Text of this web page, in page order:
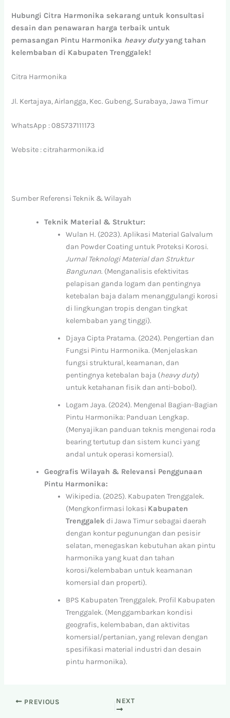
Hubungi Citra Harmonika sekarang untuk konsultasi
desain dan penawaran harga terbaik untuk
pemasangan Pintu Harmonika heavy dutyyang tahan
kelembaban di Kabupaten Trenggalek!
Citra Harmonika
Jl. Kertajaya, Airlangga, Kec. Gubeng, Surabaya, Jawa Timur
WhatsApp : 085737111173
Website : citraharmonika.id
Sumber Referensi Teknik & Wilayah
Teknik Material & Struktur:
Wulan H. (2023). Aplikasi Material Galvalum
dan Powder Coating untuk Proteksi Korosi.
Jurnal Teknologi Material dan Struktur
Bangunan. (Menganalisis efektivitas
pelapisan ganda logam dan pentingnya
ketebalan baja dalam menanggulangi korosi
di lingkungan tropis dengan tingkat
kelembaban yang tinggi).
Djaya Cipta Pratama. (2024). Pengertian dan
Fungsi Pintu Harmonika. (Menjelaskan
fungsi struktural, keamanan, dan
pentingnya ketebalan baja (heavy duty)
untuk ketahanan fisik dan anti-bobol).
Logam Jaya. (2024). Mengenal Bagian-Bagian
Pintu Harmonika: Panduan Lengkap.
(Menyajikan panduan teknis mengenai roda
bearing tertutup dan sistem kunci yang
andal untuk operasi komersial).
Geografis Wilayah & Relevansi Penggunaan
Pintu Harmonika:
Wikipedia. (2025). Kabupaten Trenggalek.
(Mengkonfirmasi lokasi Kabupaten
Trenggalek di Jawa Timur sebagai daerah
dengan kontur pegunungan dan pesisir
selatan, menegaskan kebutuhan akan pintu
harmonika yang kuat dan tahan
korosi/kelembaban untuk keamanan
komersial dan properti).
BPS Kabupaten Trenggalek. Profil Kabupaten
Trenggalek. (Menggambarkan kondisi
geografis, kelembaban, dan aktivitas
komersial/pertanian, yang relevan dengan
spesifikasi material industri dan desain
pintu harmonika).
PREVIOUS NEXT